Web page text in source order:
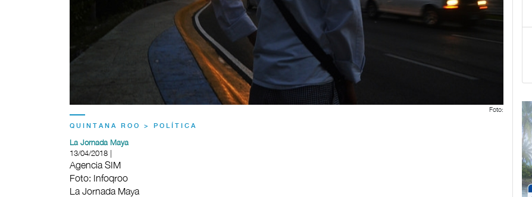
Foto:
QUINTANA ROO > POLÍTICA
La Jornada Maya
13/04/2018 |
Agencia SIM
Foto: Infoqroo
La Jornada Maya